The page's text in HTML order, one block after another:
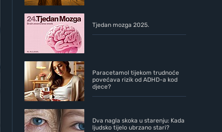
Tjedan mozga 2025.
Paracetamol tijekom trudnoće
povećava rizik od ADHD-a kod
djece?
Dva nagla skoka u starenju: Kada
ljudsko tijelo ubrzano stari?